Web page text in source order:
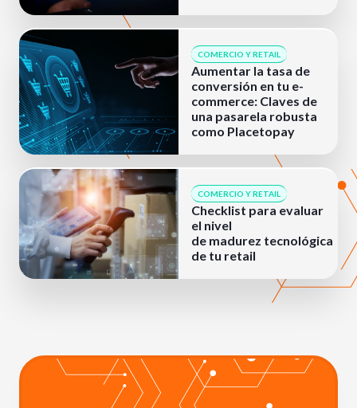
COMERCIO Y RETAIL
Aumentar la tasa de
conversión en tu e-
commerce: Claves de
una pasarela robusta
como Placetopay
COMERCIO Y RETAIL
Checklist para evaluar
el nivel
de madurez tecnológica
de tu retail